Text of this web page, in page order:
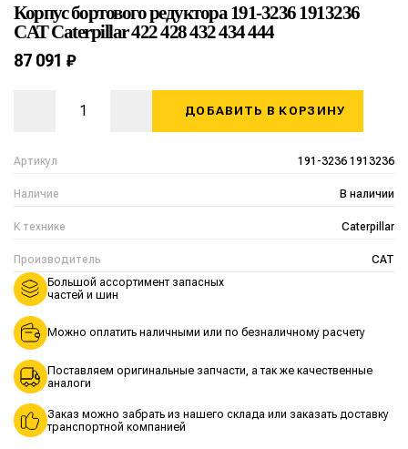
Корпус бортового редуктора 191-3236 1913236
CAT Caterpillar 422 428 432 434 444
Артикул 191-3236 1913236
Наличие В наличии
К технике Caterpillar
Производитель CAT
87 091 ₽
ДОБАВИТЬ В КОРЗИНУ
Большой ассортимент запасных
частей и шин
Можно оплатить наличными или по безналичному расчету
Поставляем оригинальные запчасти, а так же качественные
аналоги
Заказ можно забрать из нашего склада или заказать доставку
транспортной компанией